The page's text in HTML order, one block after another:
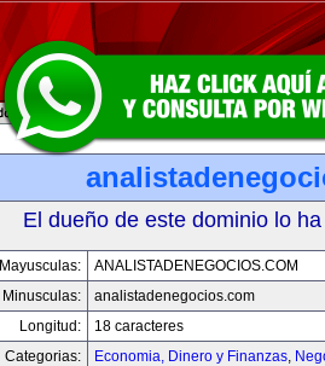
El dueño de este dominio lo
Mayusculas:
ANALISTADENEGOCIOS.COM
Minusculas:
analistadenegocios.com
Longitud:
18 caracteres
Categorias:
Economia, Dinero y Finanzas,